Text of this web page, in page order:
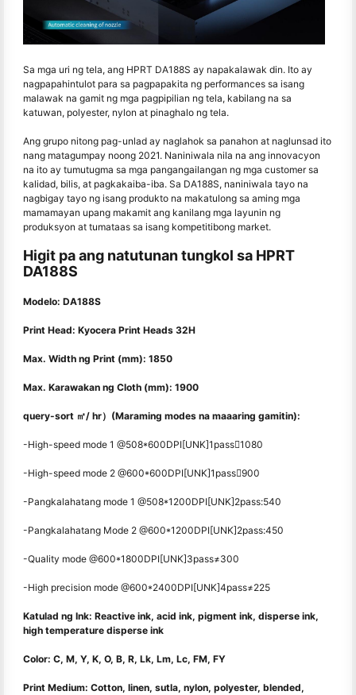
Sa mga uri ng tela, ang HPRT DA188S ay napakalawak din. Ito ay
nagpapahintulot para sa pagpapakita ng performances sa isang
malawak na gamit ng mga pagpipilian ng tela, kabilang na sa
katuwan, polyester, nylon at pinaghalo ng tela.
Ang grupo nitong pag-unlad ay naglahok sa panahon at naglunsad ito
nang matagumpay noong 2021. Naniniwala nila na ang innovacyon
na ito ay tumutugma sa mga pangangailangan ng mga customer sa
kalidad, bilis, at pagkakaiba-iba. Sa DA188S, naniniwala tayo na
nagbigay tayo ng isang produkto na makatulong sa aming mga
mamamayan upang makamit ang kanilang mga layunin ng
produksyon at tumataas sa isang kompetitibong market.
Higit pa ang natutunan tungkol sa HPRT
DA188S
Modelo: DA188S
Print Head: Kyocera Print Heads 32H
Max. Width ng Print (mm): 1850
Max. Karawakan ng Cloth (mm): 1900
query-sort ㎡/ hr）(Maraming modes na maaaring gamitin):
-High-speed mode 1 @508*600DPI[UNK]1pass1080
-High-speed mode 2 @600*600DPI[UNK]1pass900
-Pangkalahatang mode 1 @508*1200DPI[UNK]2pass:540
-Pangkalahatang Mode 2 @600*1200DPI[UNK]2pass:450
-Quality mode @600*1800DPI[UNK]3pass≠300
-High precision mode @600*2400DPI[UNK]4pass≠225
Katulad ng Ink: Reactive ink, acid ink, pigment ink, disperse ink,
high temperature disperse ink
Color: C, M, Y, K, O, B, R, Lk, Lm, Lc, FM, FY
Print Medium: Cotton, linen, sutla, nylon, polyester, blended,